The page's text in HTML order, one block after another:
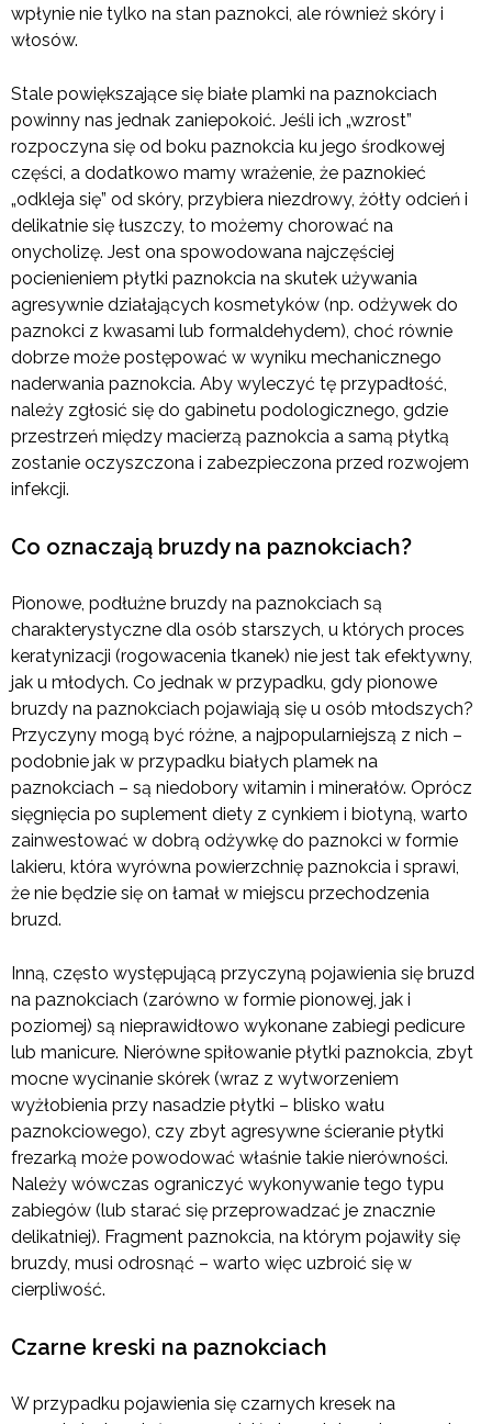
wpłynie nie tylko na stan paznokci, ale również skóry i
włosów.
Stale powiększające się białe plamki na paznokciach
powinny nas jednak zaniepokoić. Jeśli ich „wzrost”
rozpoczyna się od boku paznokcia ku jego środkowej
części, a dodatkowo mamy wrażenie, że paznokieć
„odkleja się” od skóry, przybiera niezdrowy, żółty odcień i
delikatnie się łuszczy, to możemy chorować na
onycholizę. Jest ona spowodowana najczęściej
pocienieniem płytki paznokcia na skutek używania
agresywnie działających kosmetyków (np. odżywek do
paznokci z kwasami lub formaldehydem), choć równie
dobrze może postępować w wyniku mechanicznego
naderwania paznokcia. Aby wyleczyć tę przypadłość,
należy zgłosić się do gabinetu podologicznego, gdzie
przestrzeń między macierzą paznokcia a samą płytką
zostanie oczyszczona i zabezpieczona przed rozwojem
infekcji.
Co oznaczają bruzdy na paznokciach?
Pionowe, podłużne bruzdy na paznokciach są
charakterystyczne dla osób starszych, u których proces
keratynizacji (rogowacenia tkanek) nie jest tak efektywny,
jak u młodych. Co jednak w przypadku, gdy pionowe
bruzdy na paznokciach pojawiają się u osób młodszych?
Przyczyny mogą być różne, a najpopularniejszą z nich –
podobnie jak w przypadku białych plamek na
paznokciach – są niedobory witamin i minerałów. Oprócz
sięgnięcia po suplement diety z cynkiem i biotyną, warto
zainwestować w dobrą odżywkę do paznokci w formie
lakieru, która wyrówna powierzchnię paznokcia i sprawi,
że nie będzie się on łamał w miejscu przechodzenia
bruzd.
Inną, często występującą przyczyną pojawienia się bruzd
na paznokciach (zarówno w formie pionowej, jak i
poziomej) są nieprawidłowo wykonane zabiegi pedicure
lub manicure. Nierówne spiłowanie płytki paznokcia, zbyt
mocne wycinanie skórek (wraz z wytworzeniem
wyżłobienia przy nasadzie płytki – blisko wału
paznokciowego), czy zbyt agresywne ścieranie płytki
frezarką może powodować właśnie takie nierówności.
Należy wówczas ograniczyć wykonywanie tego typu
zabiegów (lub starać się przeprowadzać je znacznie
delikatniej). Fragment paznokcia, na którym pojawiły się
bruzdy, musi odrosnąć – warto więc uzbroić się w
cierpliwość.
Czarne kreski na paznokciach
W przypadku pojawienia się czarnych kresek na